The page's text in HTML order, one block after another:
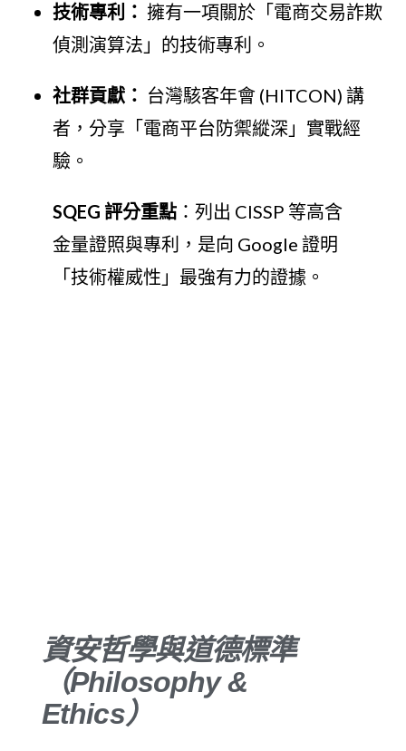
技術專利： 擁有一項關於「電商交易詐欺
偵測演算法」的技術專利。
社群貢獻： 台灣駭客年會 (HITCON) 講
者，分享「電商平台防禦縱深」實戰經
驗。
SQEG 評分重點 ：列出 CISSP 等高含
金量證照與專利，是向 Google 證明
「技術權威性」最強有力的證據。
資安哲學與道德標準
（Philosophy &
Ethics）